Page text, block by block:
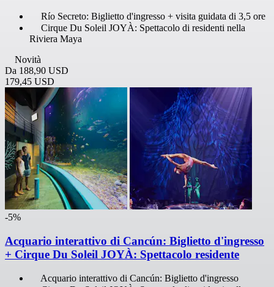
Río Secreto: Biglietto d'ingresso + visita guidata di 3,5 ore
Cirque Du Soleil JOYÀ: Spettacolo di residenti nella
Riviera Maya
Novità
Da 188,90 USD
179,45 USD
-5%
Acquario interattivo di Cancún: Biglietto d'ingresso
+ Cirque Du Soleil JOYÀ: Spettacolo residente
Acquario interattivo di Cancún: Biglietto d'ingresso